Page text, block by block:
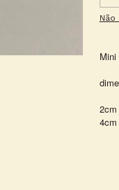
Não
2cm
4cm